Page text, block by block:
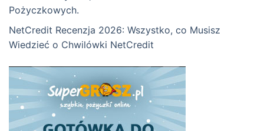
Pożyczkowych.
NetCredit Recenzja 2026: Wszystko, co Musisz
Wiedzieć o Chwilówki NetCredit